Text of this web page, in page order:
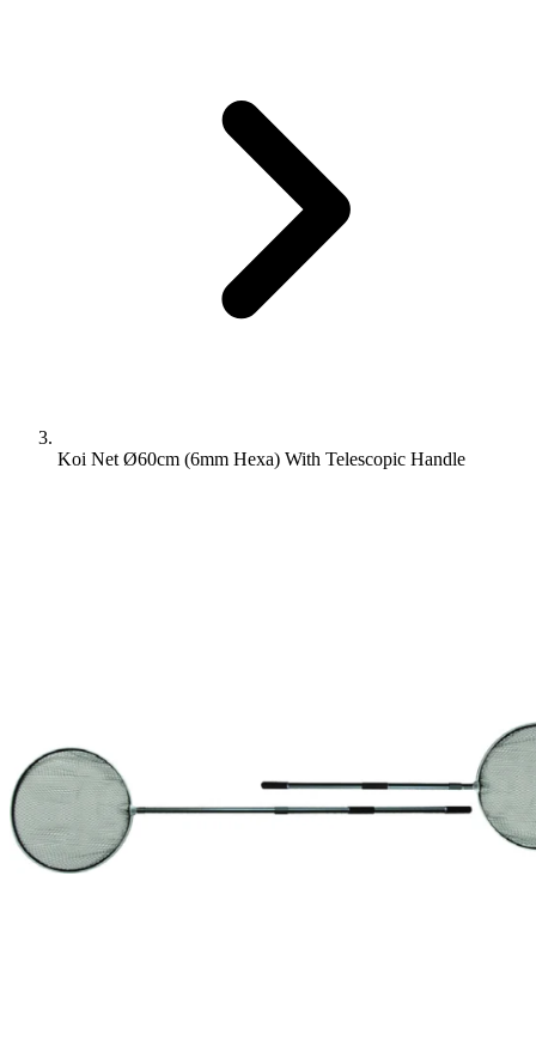
Koi Net Ø60cm (6mm Hexa) With Telescopic Handle